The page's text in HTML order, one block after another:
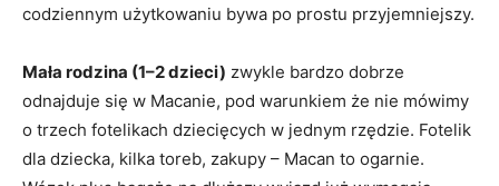
codziennym użytkowaniu bywa po prostu przyjemniejszy.
Mała rodzina (1–2 dzieci) zwykle bardzo dobrze
odnajduje się w Macanie, pod warunkiem że nie mówimy
o trzech fotelikach dziecięcych w jednym rzędzie. Fotelik
dla dziecka, kilka toreb, zakupy – Macan to ogarnie.